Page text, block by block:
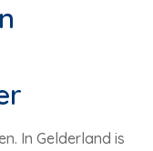
In Gelderland is